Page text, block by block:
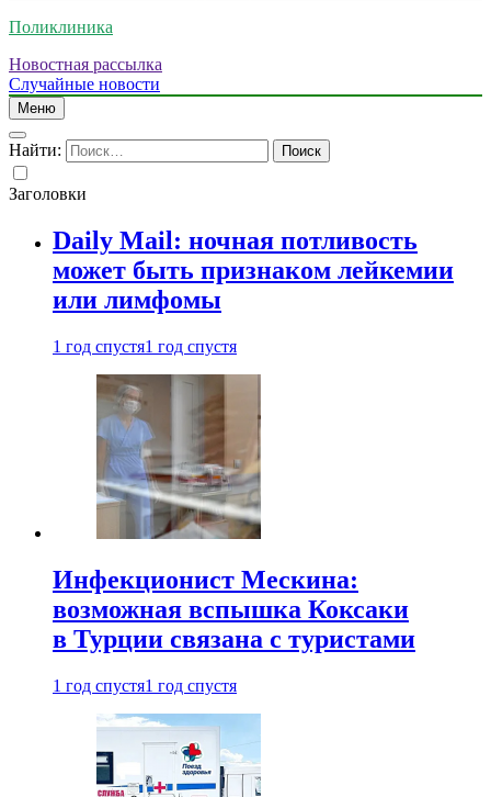
Поликлиника
Новостная рассылка
Случайные новости
Меню
Найти:
Заголовки
Daily Mail: ночная потливость
может быть признаком лейкемии
или лимфомы
1 год спустя1 год спустя
Инфекционист Мескина:
возможная вспышка Коксаки
в Турции связана с туристами
1 год спустя1 год спустя